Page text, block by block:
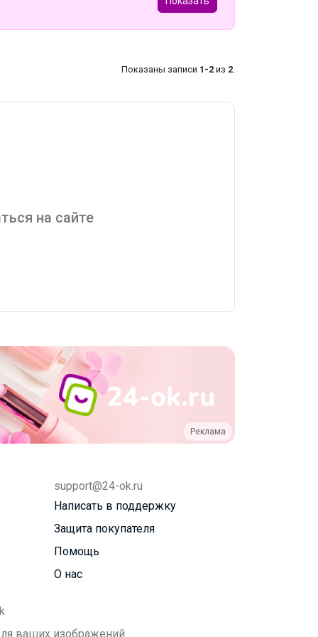
Показаны записи 1-2 из 2
на сайте
Реклама
support@24-ok.ru
Написать в поддержку
Защита покупателя
Помощь
О нас
ваших изображений